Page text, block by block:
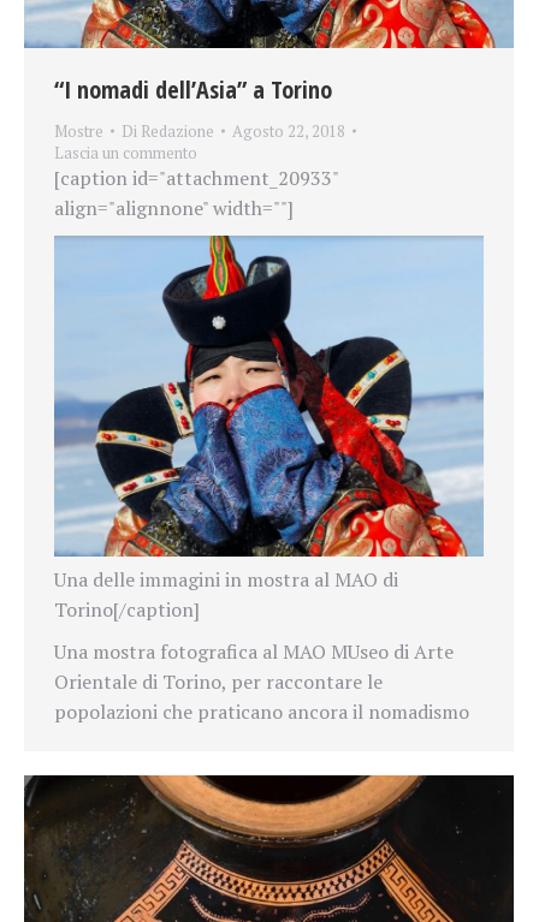
“I nomadi dell’Asia” a Torino
Mostre Di Redazione
Agosto 22, 2018
Lascia un commento
[caption id="attachment_20933"
align="alignnone" width=""]
Una delle immagini in mostra al MAO di
Torino[/caption]
Una mostra fotografica al MAO MUseo di Arte
Orientale di Torino, per raccontare le
popolazioni che praticano ancora il nomadismo